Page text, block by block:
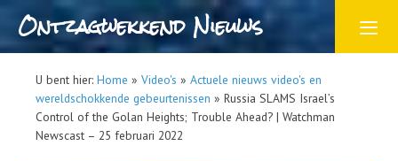
Ontzagwekkend Nieuws
U bent hier: Home » Video's » Actuele nieuws video's en
wereldschokkende gebeurtenissen » Russia SLAMS Israel’s
Control of the Golan Heights; Trouble Ahead? | Watchman
Newscast – 25 februari 2022